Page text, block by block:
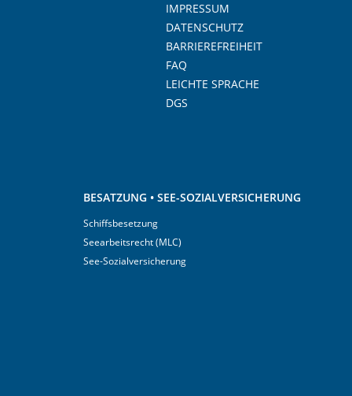
IMPRESSUM
DATENSCHUTZ
BARRIEREFREIHEIT
FAQ
LEICHTE SPRACHE
DGS
BESATZUNG • SEE-SOZIALVERSICHERUNG
Schiffsbesetzung
Seearbeitsrecht (MLC)
See-Sozialversicherung